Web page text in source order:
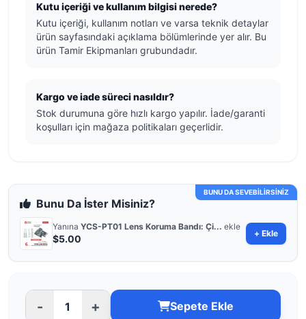
Kutu içeriği ve kullanım bilgisi nerede?
Kutu içeriği, kullanım notları ve varsa teknik detaylar
ürün sayfasındaki açıklama bölümlerinde yer alır. Bu
ürün Tamir Ekipmanları grubundadır.
Kargo ve iade süreci nasıldır?
Stok durumuna göre hızlı kargo yapılır. İade/garanti
koşulları için mağaza politikaları geçerlidir.
BUNU DA SEVEBİLİRSİNİZ
Bunu Da İster Misiniz?
Yanına YCS-PT01 Lens Koruma Bandı: Çi... ekle
$5.00 + Ekle
- + Sepete Ekle